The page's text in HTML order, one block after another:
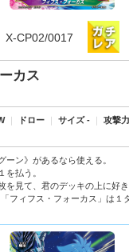
X-CP02/0017
カス
ドロー サイズ - 攻撃
ーン》があるなら使える。
を払う。
を見て、君のデッキの上に好
フィフス・フォーカス」は１